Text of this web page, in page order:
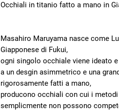
Occhiali in titanio fatto a mano in
Masahiro Maruyama nasce come
Giapponese di Fukui,
ogni singolo occhiale viene ideato
a un desgin asimmetrico e una
rigorosamente fatti a mano,
producono occhiali con cui i
semplicmente non possono